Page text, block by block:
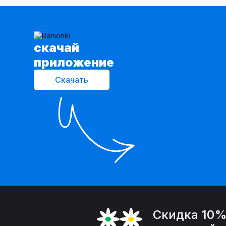
cкачай
приложение
Скачать
Скидка 10%